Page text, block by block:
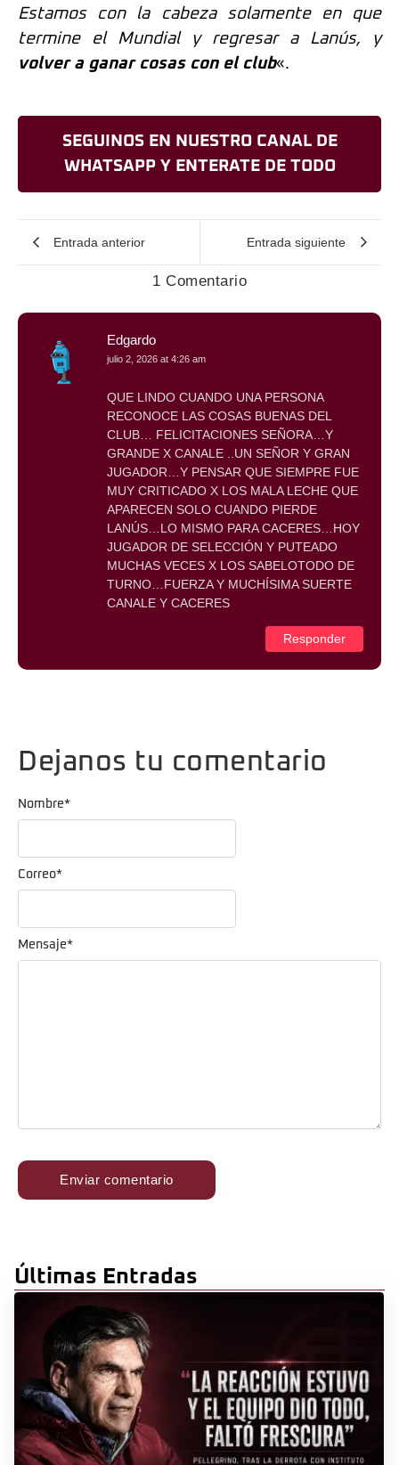
Estamos con la cabeza solamente en que
termine el Mundial y regresar a Lanús, y
volver a ganar cosas con el club«.
SEGUINOS EN NUESTRO CANAL DE
WHATSAPP Y ENTERATE DE TODO
Entrada anterior Entrada siguiente
1 Comentario
Edgardo
julio 2, 2026 at 4:26 am
QUE LINDO CUANDO UNA PERSONA
RECONOCE LAS COSAS BUENAS DEL
CLUB… FELICITACIONES SEÑORA…Y
GRANDE X CANALE ..UN SEÑOR Y GRAN
JUGADOR…Y PENSAR QUE SIEMPRE FUE
MUY CRITICADO X LOS MALA LECHE QUE
APARECEN SOLO CUANDO PIERDE
LANÚS…LO MISMO PARA CACERES…HOY
JUGADOR DE SELECCIÓN Y PUTEADO
MUCHAS VECES X LOS SABELOTODO DE
TURNO…FUERZA Y MUCHÍSIMA SUERTE
CANALE Y CACERES
Responder
Dejanos tu comentario
Mensaje*
Nombre*
Correo*
Últimas Entradas